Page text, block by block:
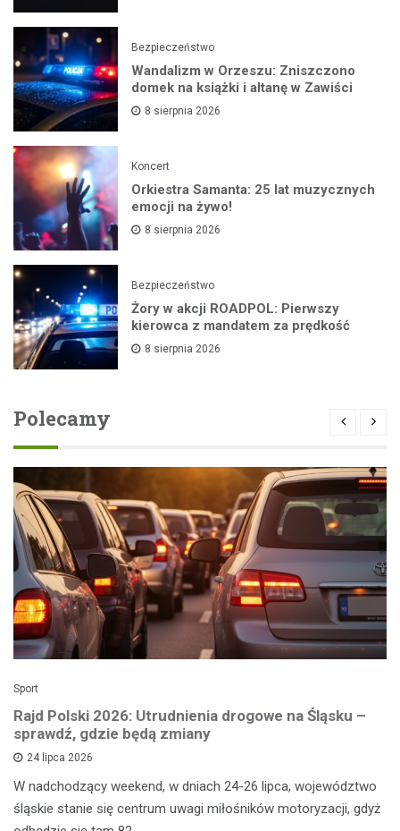
Bezpieczeństwo
Wandalizm w Orzeszu: Zniszczono
domek na książki i altanę w Zawiści
8 sierpnia 2026
Koncert
Orkiestra Samanta: 25 lat muzycznych
emocji na żywo!
8 sierpnia 2026
Bezpieczeństwo
Żory w akcji ROADPOL: Pierwszy
kierowca z mandatem za prędkość
8 sierpnia 2026
Polecamy
Sport
Rajd Polski 2026: Utrudnienia drogowe na Śląsku –
sprawdź, gdzie będą zmiany
24 lipca 2026
W nadchodzący weekend, w dniach 24-26 lipca, województwo
śląskie stanie się centrum uwagi miłośników motoryzacji, gdyż